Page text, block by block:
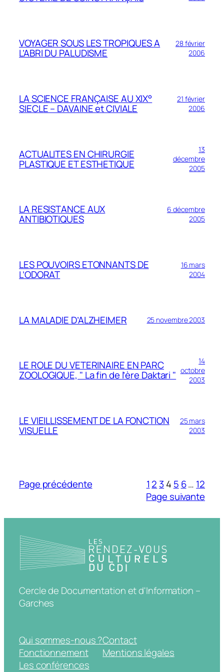
VOYAGER SOUS LES TROPIQUES A
L’ABRI DU PALUDISME
28 février
2006
LA SCIENCE FRANÇAISE AU XIX°
SIECLE – DAVAINE et CIVIALE
21 février
2006
ACTUALITES EN CHIRURGIE
PLASTIQUE ET ESTHETIQUE
13
décembre
2005
LA RESISTANCE AUX
ANTIBIOTIQUES
6 décembre
2005
LES POUVOIRS ETONNANTS DE
L’ODORAT
16 mars
2004
LA MALADIE D’ALZHEIMER 25 novembre 2003
LE ROLE DU VETERINAIRE EN PARC
ZOOLOGIQUE, " La fin de l’ère Daktari "
14
octobre
2003
LE VIEILLISSEMENT DE LA FONCTION
VISUELLE
25 mars
2003
Page précédente 1 2 3 4 5 6… 12
Page suivante
Cercle de Documentation et d'Information –
Garches
Qui sommes-nous ?
Fonctionnement
Les conférences
Contact
Mentions légales